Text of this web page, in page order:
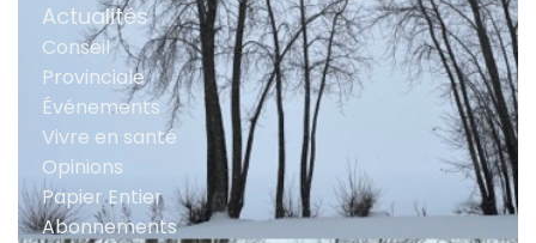
Actualités
Conseil
Provinciale
Événements
Vivre en santé
Opinions
Papier Entier
Abonnements